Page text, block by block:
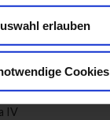
erlauben
Cookies
2026/27
IV